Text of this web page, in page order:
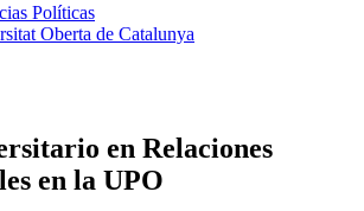
Políticas
Oberta de Catalunya
en Relaciones
en la UPO